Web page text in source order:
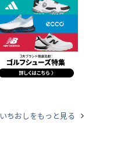
いちおしをもっと見る